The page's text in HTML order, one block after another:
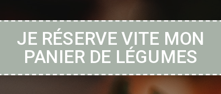
JE RÉSERVE VITE MON
PANIER DE LÉGUMES